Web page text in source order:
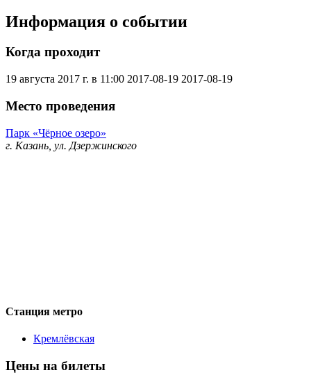
Информация о событии
Когда проходит
19 августа 2017 г. в 11:00 2017-08-19 2017-08-19
Место проведения
Парк «Чёрное озеро»
г. Казань, ул. Дзержинского
Станция метро
Кремлёвская
Цены на билеты